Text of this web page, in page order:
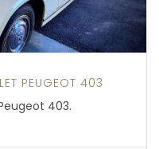
PEUGEOT 403
403.